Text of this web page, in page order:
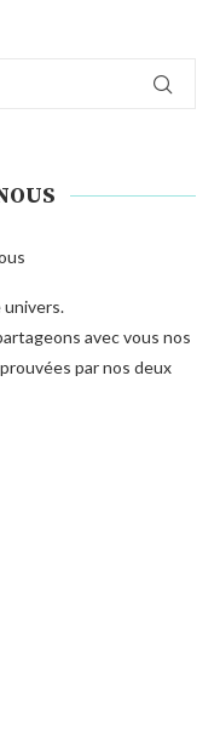
univers.
avec vous nos
par nos deux